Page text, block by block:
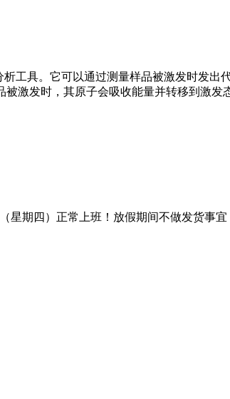
工具。它可以通过测量样品被激发时发出
激发时，其原子会吸收能量并转移到激发
星期四）正常上班！放假期间不做发货事